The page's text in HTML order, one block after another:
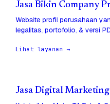
Jasa Bikin Company
Website profil perusahaan
legalitas, portofolio, & versi
Lihat layanan →
Jasa Digital